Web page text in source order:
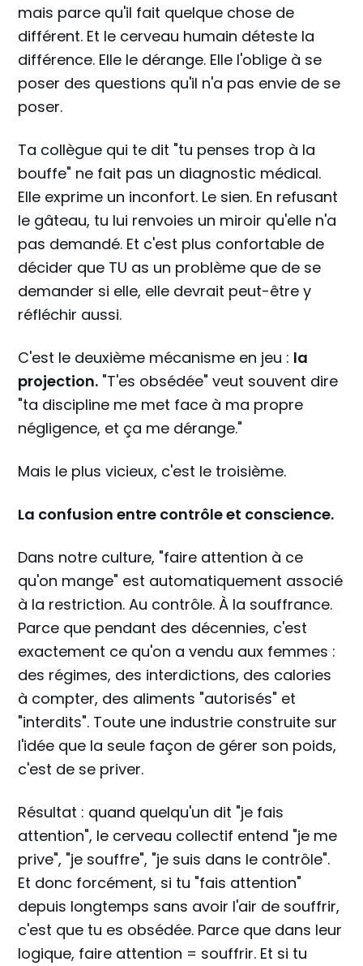
mais parce qu'il fait quelque chose de
différent. Et le cerveau humain déteste la
différence. Elle le dérange. Elle l'oblige à se
poser des questions qu'il n'a pas envie de se
poser.
Ta collègue qui te dit "tu penses trop à la
bouffe" ne fait pas un diagnostic médical.
Elle exprime un inconfort. Le sien. En refusant
le gâteau, tu lui renvoies un miroir qu'elle n'a
pas demandé. Et c'est plus confortable de
décider que TU as un problème que de se
demander si elle, elle devrait peut-être y
réfléchir aussi.
C'est le deuxième mécanisme en jeu : la
projection. "T'es obsédée" veut souvent dire
"ta discipline me met face à ma propre
négligence, et ça me dérange."
Mais le plus vicieux, c'est le troisième.
La confusion entre contrôle et conscience.
Dans notre culture, "faire attention à ce
qu'on mange" est automatiquement associé
à la restriction. Au contrôle. À la souffrance.
Parce que pendant des décennies, c'est
exactement ce qu'on a vendu aux femmes :
des régimes, des interdictions, des calories
à compter, des aliments "autorisés" et
"interdits". Toute une industrie construite sur
l'idée que la seule façon de gérer son poids,
c'est de se priver.
Résultat : quand quelqu'un dit "je fais
attention", le cerveau collectif entend "je me
prive", "je souffre", "je suis dans le contrôle".
Et donc forcément, si tu "fais attention"
depuis longtemps sans avoir l'air de souffrir,
c'est que tu es obsédée. Parce que dans leur
logique, faire attention = souffrir. Et si tu